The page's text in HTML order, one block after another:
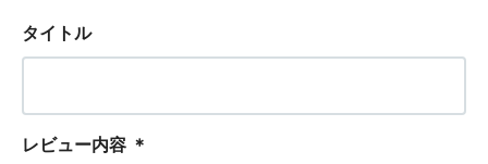
タイトル
レビュー内容 ＊